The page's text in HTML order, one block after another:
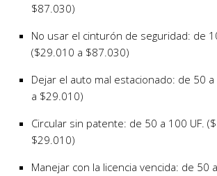
$87.030)
No usar el cinturón de seguridad: de
($29.010 a $87.030)
Dejar el auto mal estacionado: de 50
a $29.010)
Circular sin patente: de 50 a 100 UF.
$29.010)
Manejar con la licencia vencida: de 50